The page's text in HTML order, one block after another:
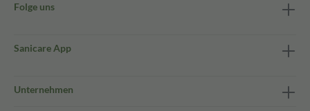
Folge uns
Sanicare App
Unternehmen